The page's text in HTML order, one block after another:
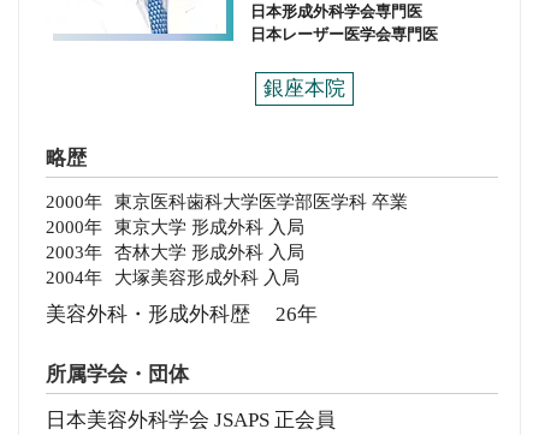
日本形成外科学会専門医
日本レーザー医学会専門医
銀座本院
略歴
2000年
東京医科歯科大学医学部医学科 卒業
2000年
東京大学 形成外科 入局
2003年
杏林大学 形成外科 入局
2004年
大塚美容形成外科 入局
美容外科・形成外科歴 26年
所属学会・団体
日本美容外科学会 JSAPS 正会員